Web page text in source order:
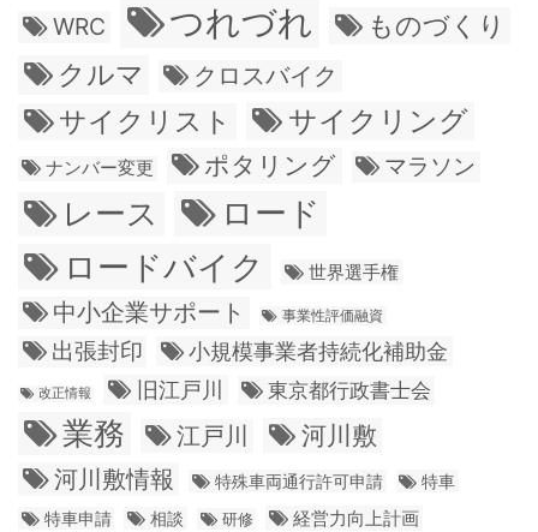
WRC つれづれ ものづくり
クルマ クロスバイク
サイクリスト サイクリング
ナンバー変更 ポタリング マラソン
レース
ロード
ロードバイク
世界選手権
中小企業サポート 事業性評価融資
出張封印 小規模事業者持続化補助金
改正情報 旧江戸川 東京都行政書士会
業務 江戸川
河川敷
河川敷情報
特殊車両通行許可申請
特車
特車申請
相談 研修 経営力向上計画